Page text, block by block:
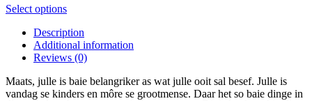
Select optionsThis
has
multiple
variants.
options
may
Description
Additional information
Reviews (0)
Maats, julle is baie belangriker as wat julle ooit sal besef. Julle is
vandag se kinders en môre se grootmense. Daar het so baie dinge in